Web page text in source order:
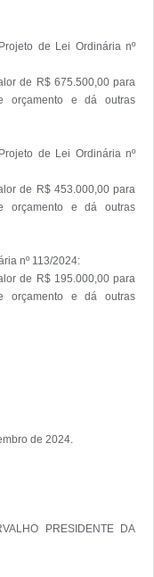
de Lei Ordinária nº
de R$ 675.500,00 para
orçamento e dá outras
de Lei Ordinária nº
de R$ 453.000,00 para
orçamento e dá outras
nº 113/2024:
de R$ 195.000,00 para
orçamento e dá outras
de 2024.
PRESIDENTE DA